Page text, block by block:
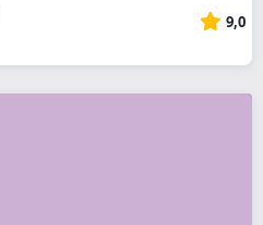
9,0